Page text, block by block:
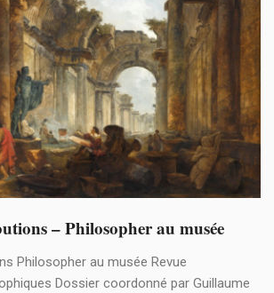
– Philosopher au musée
Philosopher au musée Revue
Dossier coordonné par Guillaume